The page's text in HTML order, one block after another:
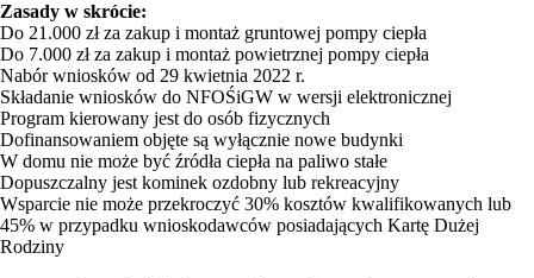
Zasady w skrócie:
Do 21.000 zł za zakup i montaż gruntowej pompy ciepła
Do 7.000 zł za zakup i montaż powietrznej pompy ciepła
Nabór wniosków od 29 kwietnia 2022 r.
Składanie wniosków do NFOŚiGW w wersji elektronicznej
Program kierowany jest do osób fizycznych
Dofinansowaniem objęte są wyłącznie nowe budynki
W domu nie może być źródła ciepła na paliwo stałe
Dopuszczalny jest kominek ozdobny lub rekreacyjny
Wsparcie nie może przekroczyć 30% kosztów kwalifikowanych lub
45% w przypadku wnioskodawców posiadających Kartę Dużej
Rodziny